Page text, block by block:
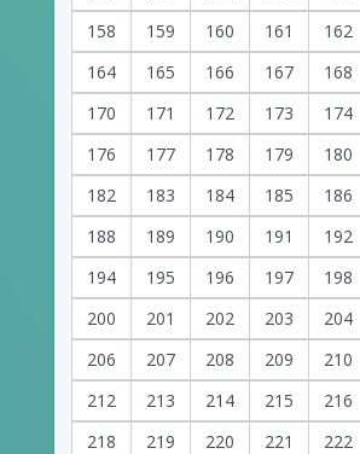
158
159 160 161 162
164
165 166 167 168
170
171 172 173 174
176
177 178 179 180
182
183 184 185 186
188
189 190 191 192
194
195 196 197 198
200
201 202 203 204
206
207 208 209 210
212
213 214 215 216
218
219 220 221 222